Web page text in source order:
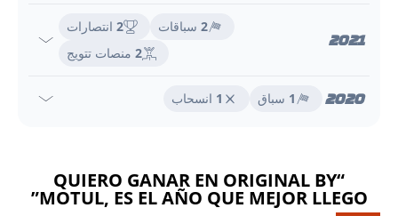
2021
2 سباقات 2 انتصارات
2 منصات تتويج
2020
1 سباق 1 انسحاب
“QUIERO GANAR EN ORIGINAL BY
MOTUL, ES EL AÑO QUE MEJOR LLEGO”